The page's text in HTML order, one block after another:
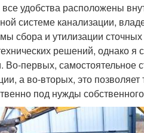
удобства расположены
системе канализации,
сбора и утилизации
решений, однако я
первых, самостоятельное
а во-вторых, это
под нужды